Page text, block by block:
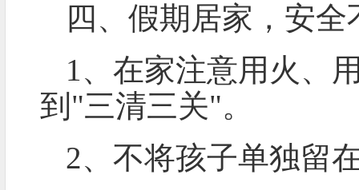
四、假期居家，安全
1、在家注意用火、
到"三清三关"。
2、不将孩子单独留